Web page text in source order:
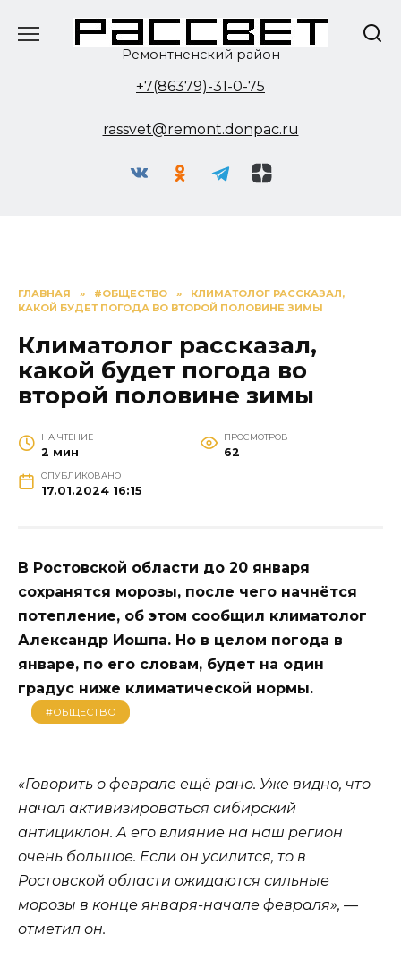
Ремонтненский район
+7(86379)-31-0-75
rassvet@remont.donpac.ru
ГЛАВНАЯ » #ОБЩЕСТВО »
КЛИМАТОЛОГ РАССКАЗАЛ,
КАКОЙ БУДЕТ ПОГОДА ВО ВТОРОЙ ПОЛОВИНЕ ЗИМЫ
Климатолог рассказал,
какой будет погода во
второй половине зимы
НА ЧТЕНИЕ
2 мин
ПРОСМОТРОВ
62
ОПУБЛИКОВАНО
17.01.2024 16:15
В Ростовской области до 20 января
сохранятся морозы, после чего начнётся
потепление, об этом сообщил климатолог
Александр Иошпа. Но в целом погода в
январе, по его словам, будет на один
градус ниже климатической нормы.
#ОБЩЕСТВО
«Говорить о феврале ещё рано. Уже видно, что
начал активизироваться сибирский
антициклон. А его влияние на наш регион
очень большое. Если он усилится, то в
Ростовской области ожидаются сильные
морозы в конце января-начале февраля», —
отметил он.